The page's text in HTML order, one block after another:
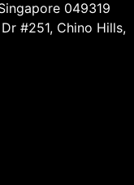
049319
#251, Chino Hills,